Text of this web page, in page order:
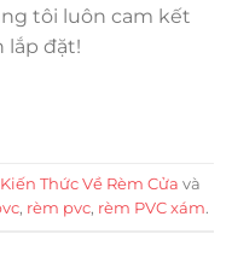
tôi luôn cam kết
lắp đặt!
Kiến Thức Về Rèm Cửa và
, rèm pvc, rèm PVC xám.